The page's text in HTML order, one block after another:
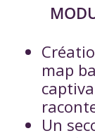
map
Un